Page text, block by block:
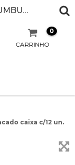
CACHAÇA OURO DO SERTÃO UMBURANA, ATACADO CAIXA C/12 UN.
CARRINHO
0
caixa c/12 un.